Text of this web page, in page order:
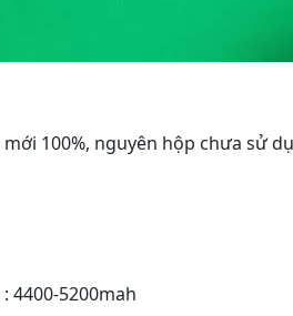
100%, nguyên hộp chưa sử
4400-5200mah